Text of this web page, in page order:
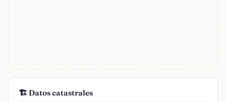
🏗️ Datos catastrales